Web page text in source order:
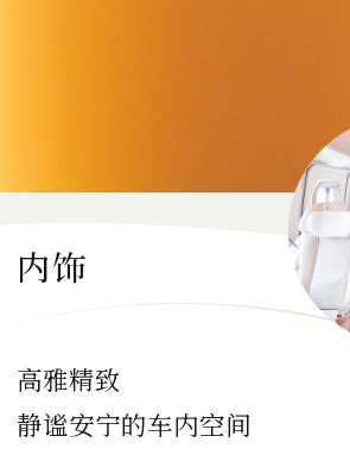
预约GranClass
English
内饰
高雅精致
静谧安宁的车内空间